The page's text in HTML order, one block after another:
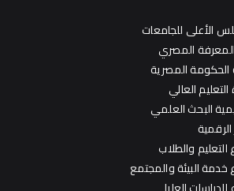
الأعلى للجامعات
المصري
الحكومة المصرية
التعليم العالي
البحث العلمي
والطلاب
خدمة البيئة والمجتمع